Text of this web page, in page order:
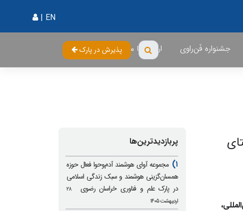
EN
|
جشنواره فَن‌راوی ارتباط با ما پذیرش در پارک
پربازدیدترین‌ها
۱)
مجموعه آوای هوشمند آدم‌وحوا فعال حوزه
همسان‌گزینی هوشمند و سبک زندگی اسلامی
در پارک علم و فناوری خراسان رضوی
۲۸
اردیبهشت ۱۴۰۵